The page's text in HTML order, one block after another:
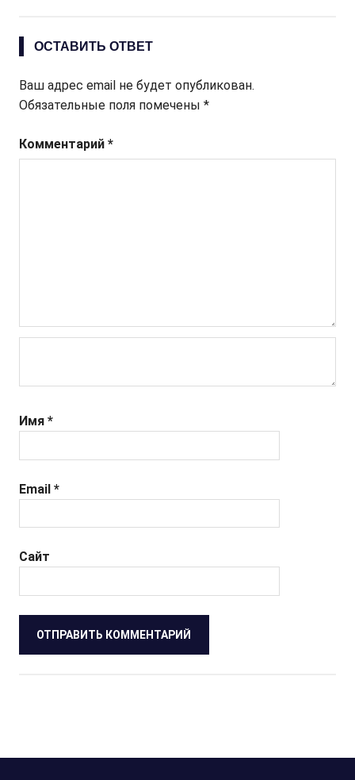
ОСТАВИТЬ ОТВЕТ
Ваш адрес email не будет опубликован.
Обязательные поля помечены *
Комментарий *
Имя *
Email *
Сайт